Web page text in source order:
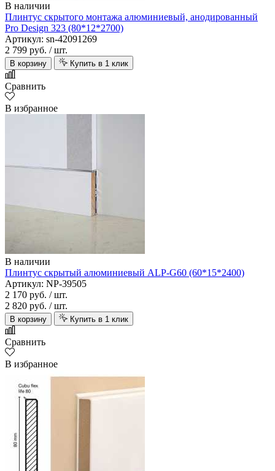
В наличии
Плинтус скрытого монтажа алюминиевый, анодированный
Pro Design 323 (80*12*2700)
Артикул: sn-42091269
2 799 руб. / шт.
В корзину Купить в 1 клик
Сравнить
В избранное
В наличии
Плинтус скрытый алюминиевый ALP-G60 (60*15*2400)
Артикул: NP-39505
2 170 руб. / шт.
2 820 руб. / шт.
В корзину Купить в 1 клик
Сравнить
В избранное